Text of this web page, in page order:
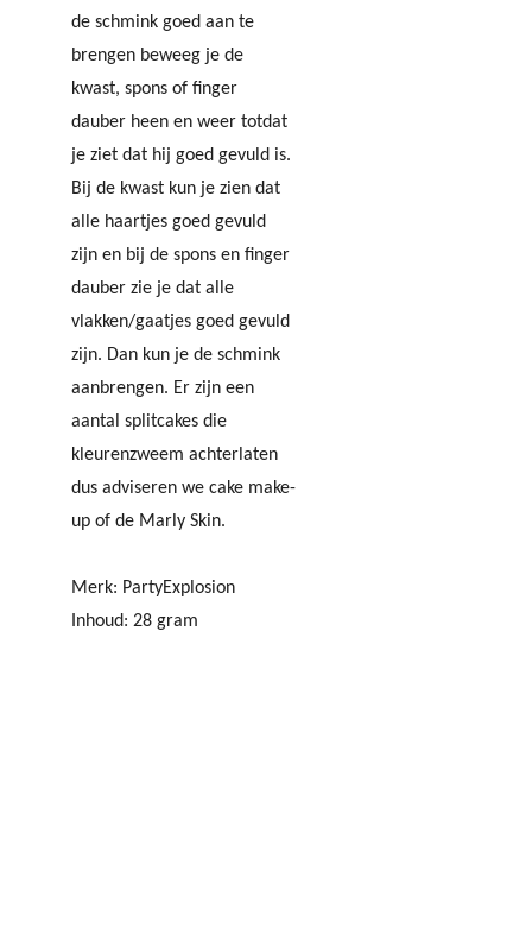
de schmink goed aan te
brengen beweeg je de
kwast, spons of finger
dauber heen en weer totdat
je ziet dat hij goed gevuld is.
Bij de kwast kun je zien dat
alle haartjes goed gevuld
zijn en bij de spons en finger
dauber zie je dat alle
vlakken/gaatjes goed gevuld
zijn. Dan kun je de schmink
aanbrengen. Er zijn een
aantal splitcakes die
kleurenzweem achterlaten
dus adviseren we cake make-
up of de Marly Skin.
Merk: PartyExplosion
Inhoud: 28 gram